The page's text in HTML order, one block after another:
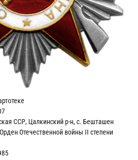
ССР, Цалкинский р-н, с. Бешташен
Орден Отечественной войны II степени